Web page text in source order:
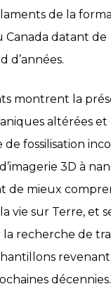
de la
Canada datant de
d’années.
montrent la
altérées et
de fossilisation
3D à
de mieux
vie sur Terre, et
recherche de
décennies.